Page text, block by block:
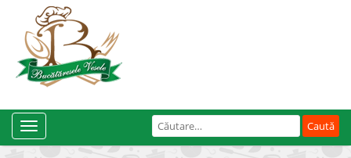
Caută
după:
Toggle
Navigation